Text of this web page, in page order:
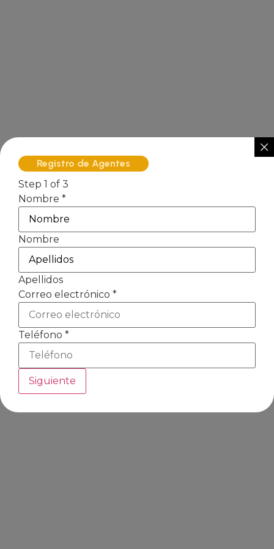
Registro de Agentes
Step 1 of 3
Nombre *
Nombre
Apellidos
Correo electrónico *
Teléfono *
Siguiente